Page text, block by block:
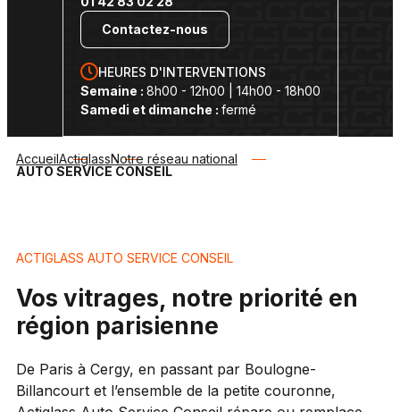
Contactez-nous
HEURES D'INTERVENTIONS
Semaine : 8h00 - 12h00 | 14h00 - 18h00
Samedi et dimanche : fermé
AccueilActiglassNotre réseau national
AUTO SERVICE CONSEIL
ACTIGLASS AUTO SERVICE CONSEIL
Vos vitrages, notre priorité en
région parisienne
De Paris à Cergy, en passant par Boulogne-
Billancourt et l’ensemble de la petite couronne,